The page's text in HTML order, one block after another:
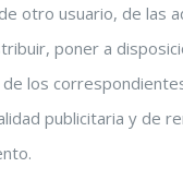
otro usuario, de las
poner a
los
publicitaria y de